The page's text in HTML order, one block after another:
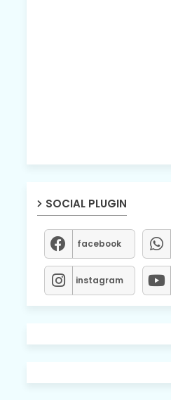
SOCIAL PLUGIN
facebook
instagram